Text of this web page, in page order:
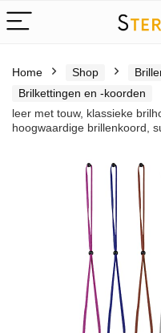
Home Shop
Brilkettingen en -koorden
leer met touw, klassieke
hoogwaardige brillenkoord,